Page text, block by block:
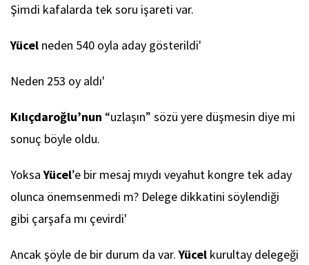
Şimdi kafalarda tek soru işareti var.
Yücel neden 540 oyla aday gösterildi'
Neden 253 oy aldı'
Kılıçdaroğlu’nun “uzlaşın” sözü yere düşmesin diye mi
sonuç böyle oldu.
YoksaYücel’e bir mesaj mıydı veyahut kongre tek aday
olunca önemsenmedi m? Delege dikkatini söylendiği
gibi çarşafa mı çevirdi'
Ancak şöyle de bir durum da var.Yücel kurultay delegeği